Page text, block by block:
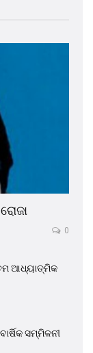
0
ଆଧ୍ୟାତ୍ମିକ
ସମ୍ମିଳନୀ